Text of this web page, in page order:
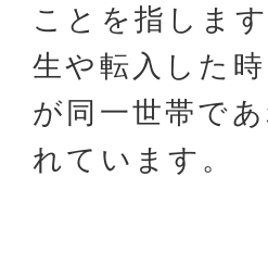
ことを指しま
生や転入した
が同一世帯で
れています。